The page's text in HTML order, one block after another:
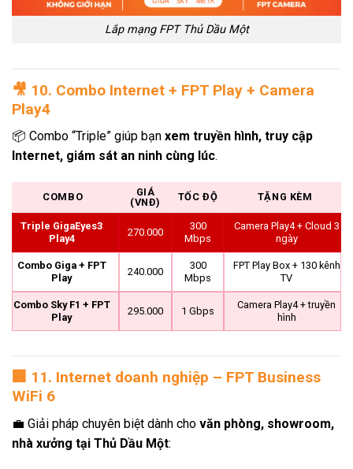
Lắp mạng FPT Thủ Dầu Một
🎥 10. Combo Internet + FPT Play + Camera
Play4
📦 Combo “Triple” giúp bạn xem truyền hình, truy cập
Internet, giám sát an ninh cùng lúc.
COMBO
GIÁ
(VNĐ)
TỐC ĐỘ TẶNG KÈM
Triple GigaEyes3
Play4
270.000
300
Mbps
Camera Play4 + Cloud 3
ngày
Combo Giga + FPT
Play
240.000
300
Mbps
FPT Play Box + 130 kênh
TV
Combo Sky F1 + FPT
Play
295.000 1 Gbps
Camera Play4 + truyền
hình
🏢 11. Internet doanh nghiệp – FPT Business
WiFi 6
💼 Giải pháp chuyên biệt dành cho văn phòng, showroom,
nhà xưởng tại Thủ Dầu Một: